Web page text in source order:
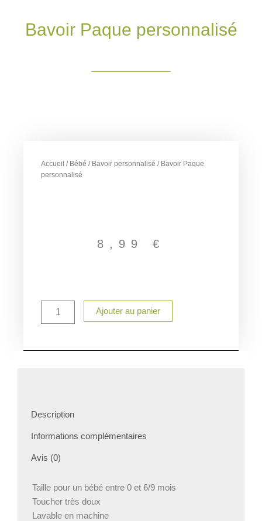
Bavoir Paque personnalisé
Accueil / Bébé / Bavoir personnalisé / Bavoir Paque
personnalisé
8,99 €
personnalisé
Ajouter au panier
Description
Informations complémentaires
Avis (0)
Taille pour un bébé entre 0 et 6/9 mois
Toucher très doux
Lavable en machine